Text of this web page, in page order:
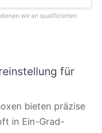
wir an qualifizierten
für
bieten präzise
in Ein-Grad-